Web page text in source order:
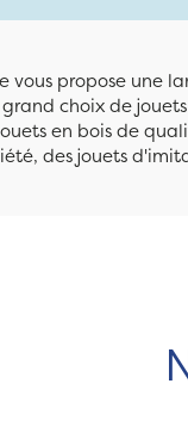
vous propose une
choix de
en bois de
des jouets